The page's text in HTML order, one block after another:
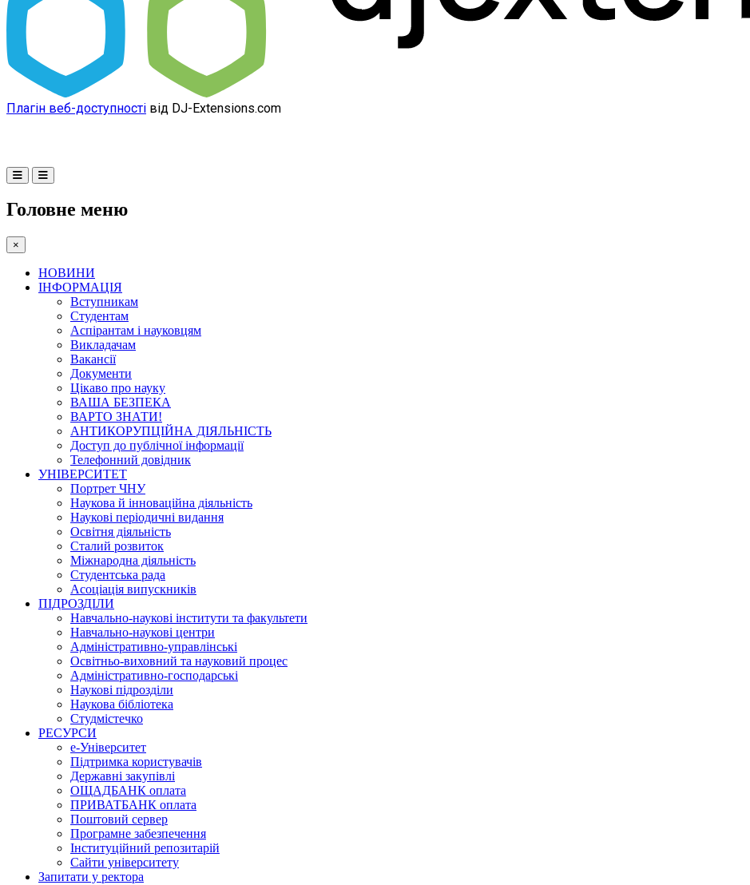
Плагін веб-доступності від DJ-Extensions.com
Головне меню
×
НОВИНИ
ІНФОРМАЦІЯ
Вступникам
Студентам
Аспірантам і науковцям
Викладачам
Вакансії
Документи
Цікаво про науку
ВАША БЕЗПЕКА
ВАРТО ЗНАТИ!
АНТИКОРУПЦІЙНА ДІЯЛЬНІСТЬ
Доступ до публічної інформації
Телефонний довідник
УНІВЕРСИТЕТ
Портрет ЧНУ
Наукова й інноваційна діяльність
Наукові періодичні видання
Освітня діяльність
Сталий розвиток
Міжнародна діяльність
Студентська рада
Асоціація випускників
ПІДРОЗДІЛИ
Навчально-наукові інститути та факультети
Навчально-наукові центри
Адміністративно-управлінські
Освітньо-виховний та науковий процес
Адміністративно-господарські
Наукові підрозділи
Наукова бібліотека
Студмістечко
РЕСУРСИ
е-Університет
Підтримка користувачів
Державні закупівлі
ОЩАДБАНК оплата
ПРИВАТБАНК оплата
Поштовий сервер
Програмне забезпечення
Інституційний репозитарій
Сайти університету
Запитати у ректора